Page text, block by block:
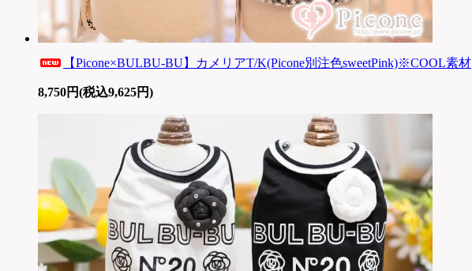
【Picone×BULBU-BU】カメリアT/K(Picone別注色sweetPink)※COOL素材
8,750円(税込9,625円)